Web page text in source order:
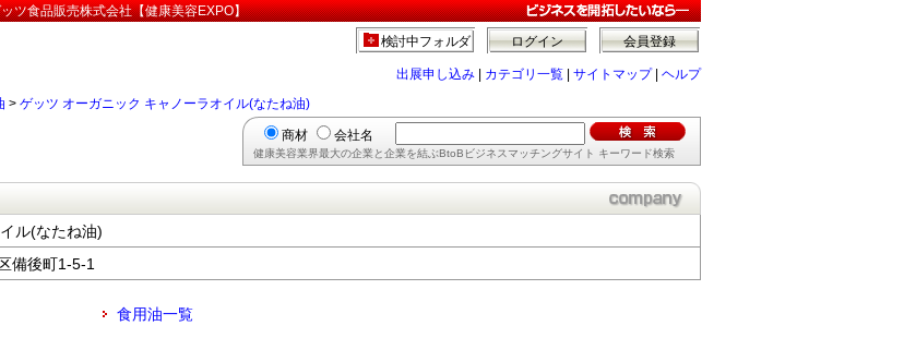
ツ食品販売株式会社【健康美容EXPO】
会員登録
ログイン
検討中フォルダ
出展申し込み カテゴリ一覧 サイトマップ| ヘルプ
> ゲッツ オーガニック キャノーラオイル(なたね油)
商材 会社名
健康美容業界最大の企業と企業を結ぶBtoBビジネスマッチングサイト キーワード検索
ル(なたね油)
備後町1-5-1
食用油一覧